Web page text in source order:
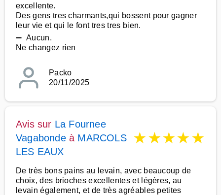
excellente.
Des gens tres charmants,qui bossent pour gagner
leur vie et qui le font tres tres bien.
➖ Aucun.
Ne changez rien
Packo
20/11/2025
Avis sur La Fournee
Vagabondeà MARCOLS
LES EAUX
★★★★★
De très bons pains au levain, avec beaucoup de
choix, des brioches excellentes et légères, au
levain également, et de très agréables petites